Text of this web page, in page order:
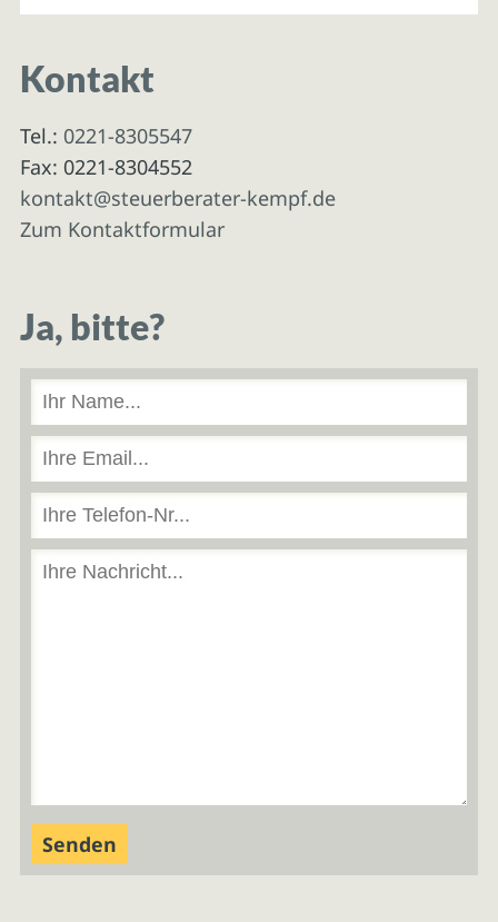
Kontakt
Tel.: 0221-8305547
Fax: 0221-8304552
kontakt@steuerberater-kempf.de
Zum Kontaktformular
Ja, bitte?